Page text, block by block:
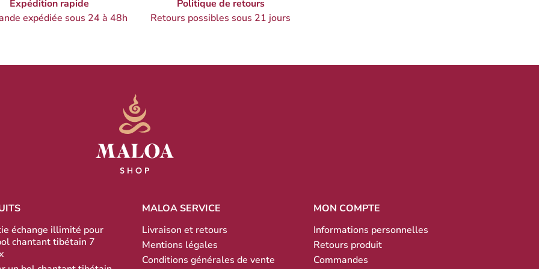
Expédition rapide
expédiée sous 24 à 48h
Politique de retours
Retours possibles sous 21 jours
échange illimité pour
chantant tibétain 7
MALOA SERVICE
Livraison et retours
Mentions légales
Conditions générales de vente
MON COMPTE
Informations personnelles
Retours produit
Commandes